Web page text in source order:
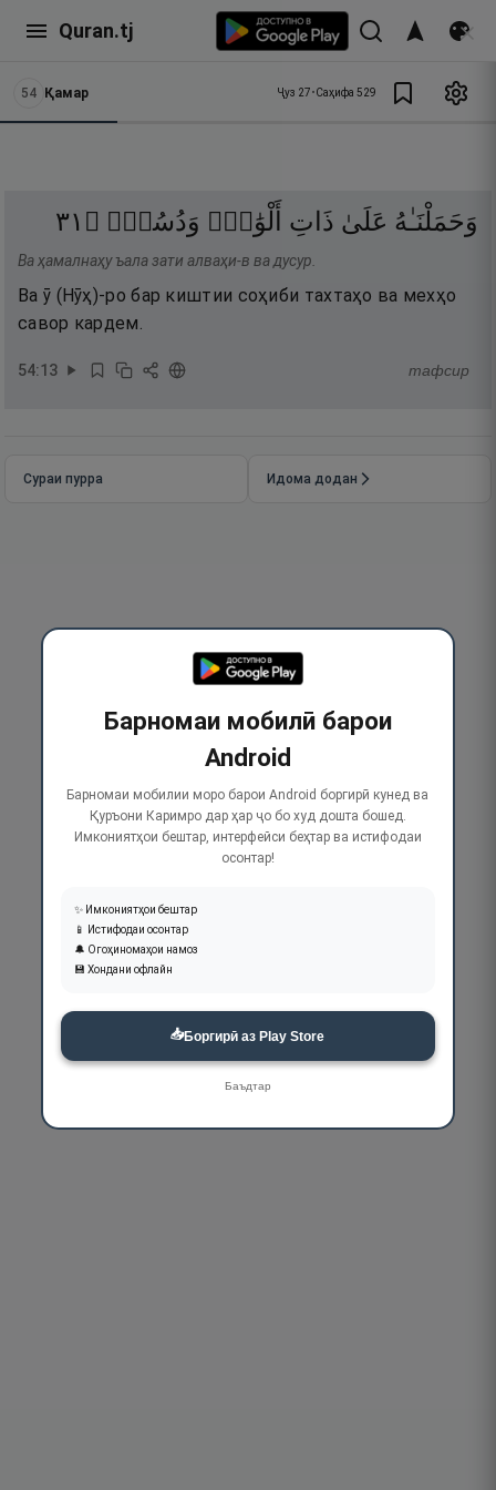
Quran.tj
54 Қамар Ҷуз 27•Саҳифа 529
وَحَمَلْنَـٰهُ عَلَىٰ ذَاتِ أَلْوَٰحٍۢ وَدُسُرٍۢ ۝ ١٣
Ва ҳамалнаҳу ъала зати алваҳи-в ва дусур.
Ва ӯ (Нӯҳ)-ро бар киштии соҳиби тахтаҳо ва мехҳо
савор кардем.
54:13 тафсир
Сураи пурра Идома додан
Барномаи мобилӣ барои
Android
Барномаи мобилии моро барои Android боргирӣ кунед ва
Қуръони Каримро дар ҳар ҷо бо худ дошта бошед.
Имкониятҳои бештар, интерфейси беҳтар ва истифодаи
осонтар!
✨ Имкониятҳои бештар
📱 Истифодаи осонтар
🔔 Огоҳиномаҳои намоз
💾 Хондани офлайн
📥Боргирӣ аз Play Store
Баъдтар